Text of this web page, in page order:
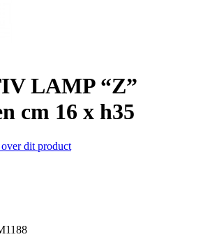
LAMP “Z”
cm 16 x h35
dit product